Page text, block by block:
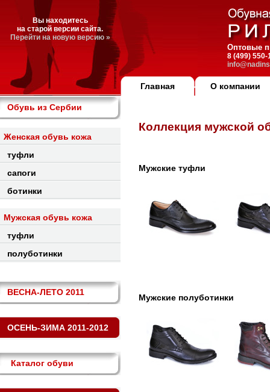
Вы находитесь
на старой версии сайта.
Перейти на новую версию »
Оптовые
8 (499)
Главная О компании
Обувь из Сербии
Женская обувь кожа
туфли
сапоги
ботинки
Мужская обувь кожа
туфли
полуботинки
ВЕСНА-ЛЕТО 2011
ОСЕНЬ-ЗИМА 2011-2012
Каталог обуви
Коллекция мужской
Мужские туфли
Мужские полуботинки